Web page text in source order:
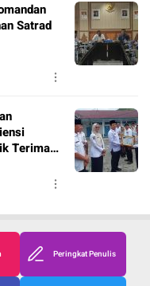
Satrad
Terima
Peringkat Penulis